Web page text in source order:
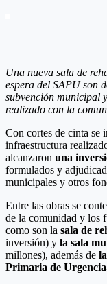
Una nueva sala de
espera del SAPU son
subvención municipal
realizado con la
Con cortes de cinta se
infraestructura
alcanzaron una
formulados y
municipales y otros
Entre las obras se
de la comunidad y los
como son la sala de
inversión) y la sala
millones), además de
Primaria de